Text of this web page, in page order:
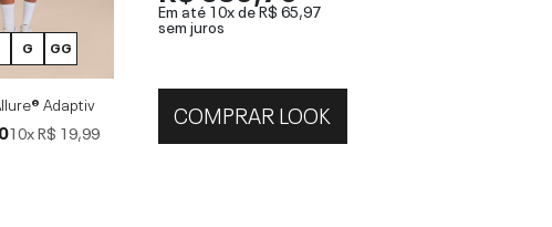
G GG
Adaptiv
10xR$ 19,99
Em até 10x deR$ 65,97
sem juros
COMPRAR LOOK